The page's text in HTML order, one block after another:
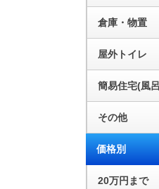
倉庫・物置
屋外トイレ
簡易住宅(風
その他
価格別
20万円まで